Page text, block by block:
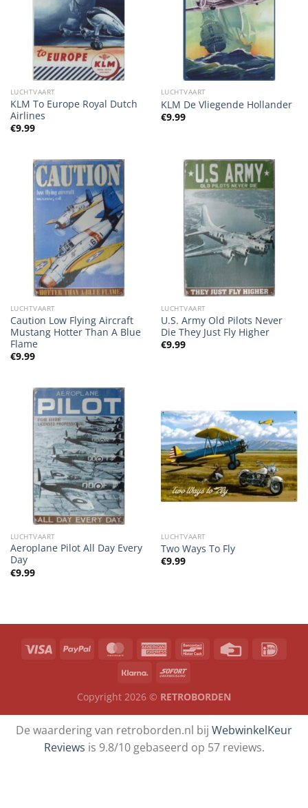
LUCHTVAART
KLM To Europe Royal Dutch
Airlines
€9.99
LUCHTVAART
KLM De Vliegende Hollander
€9.99
LUCHTVAART
Caution Low Flying Aircraft
Mustang Hotter Than A Blue
Flame
€9.99
LUCHTVAART
U.S. Army Old Pilots Never
Die They Just Fly Higher
€9.99
LUCHTVAART
Aeroplane Pilot All Day Every
Day
€9.99
LUCHTVAART
Two Ways To Fly
€9.99
Copyright 2026 © RETROBORDEN
De waardering van retroborden.nl bij WebwinkelKeur
Reviews is 9.8/10 gebaseerd op 57 reviews.